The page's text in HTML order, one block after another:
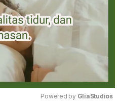
Powered by GliaStudios